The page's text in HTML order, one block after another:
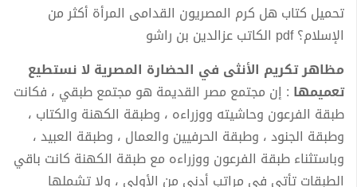
تحميل كتاب هل كرم المصريون القدامى المرأة أكثر من
الإسلام؟ pdf الكاتب عزالدين بن راشو
مظاهر تكريم الأنثى في الحضارة المصرية لا نستطيع
تعميمها : إن مجتمع مصر القديمة هو مجتمع طبقي ، فكانت
طبقة الفرعون وحاشيته ووزراءه ، وطبقة الكهنة والكتاب ،
وطبقة الجنود ، وطبقة الحرفيين والعمال ، وطبقة العبيد ،
وباستثناء طبقة الفرعون ووزراءه مع طبقة الكهنة كانت باقي
الطبقات تأتي في مراتب أدنى من الأولى ، ولا تشملها